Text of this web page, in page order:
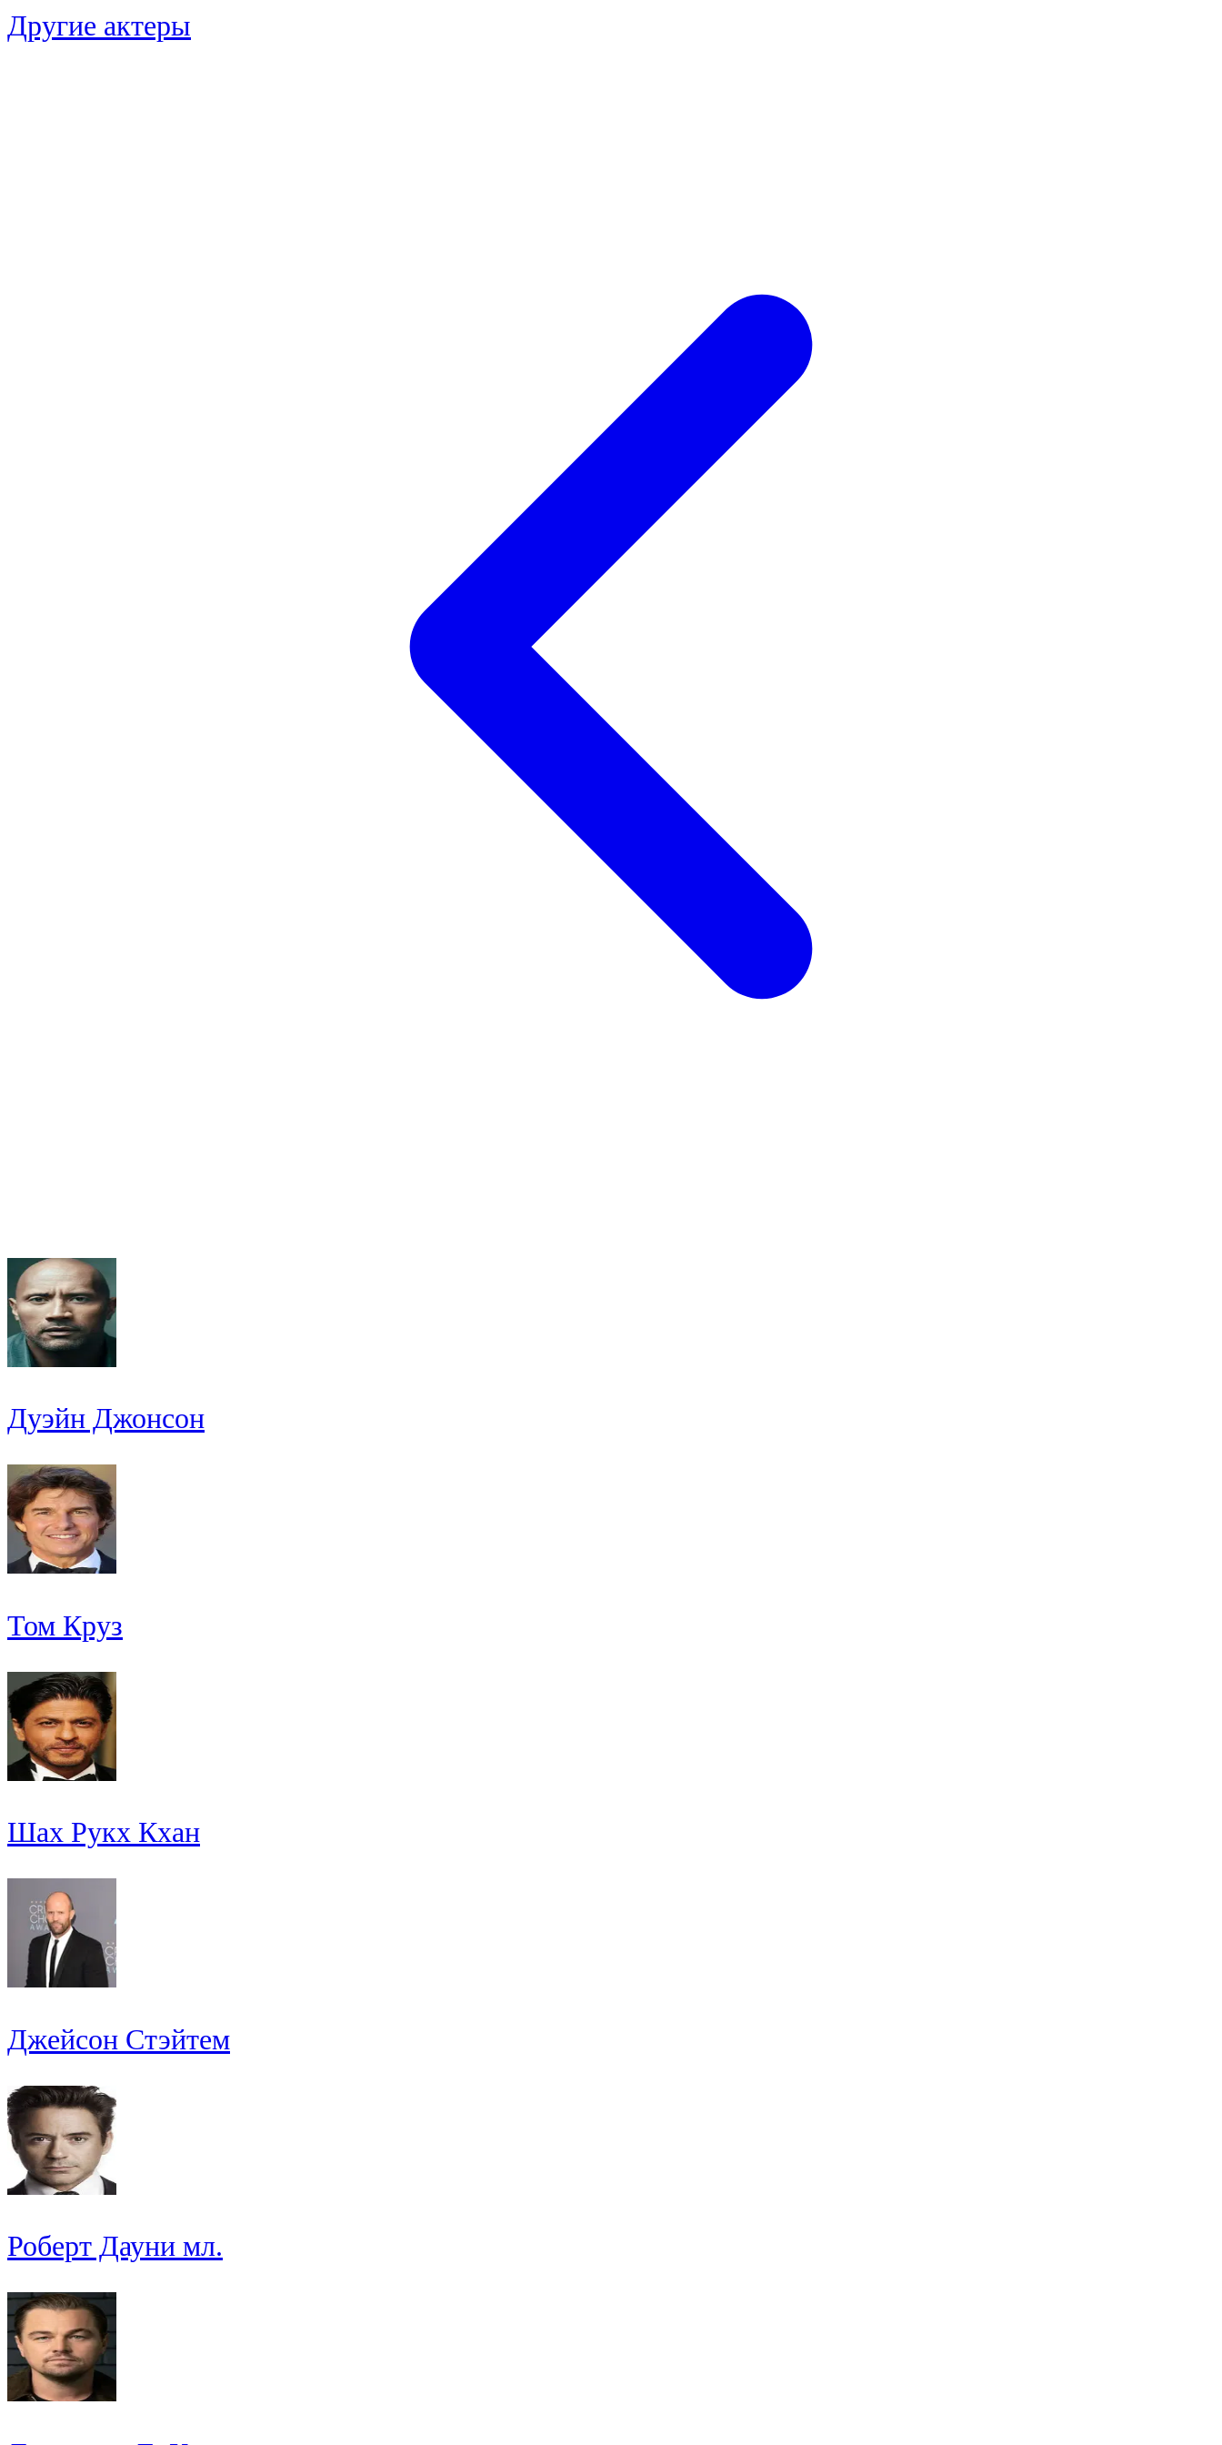
Другие актеры
Дуэйн Джонсон
Том Круз
Шах Рукх Кхан
Джейсон Стэйтем
Роберт Дауни мл.